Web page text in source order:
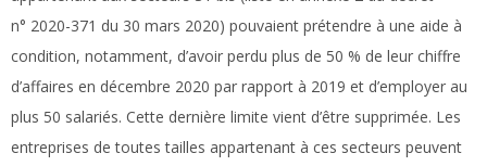
n° 2020-371 du 30 mars 2020) pouvaient prétendre à une aide à
condition, notamment, d’avoir perdu plus de 50 % de leur chiffre
d’affaires en décembre 2020 par rapport à 2019 et d’employer au
plus 50 salariés. Cette dernière limite vient d’être supprimée. Les
entreprises de toutes tailles appartenant à ces secteurs peuvent